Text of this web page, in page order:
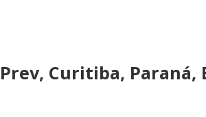
Curitiba, Paraná,